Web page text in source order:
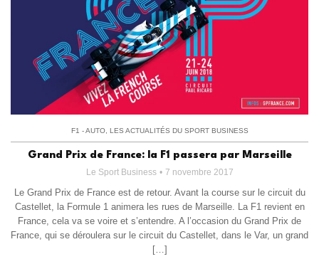
F1 - AUTO, LES ACTUALITÉS DU SPORT BUSINESS
Grand Prix de France: la F1 passera par Marseille
Le Sport Business 7 novembre 2017
Le Grand Prix de France est de retour. Avant la course sur le circuit du
Castellet, la Formule 1 animera les rues de Marseille. La F1 revient en
France, cela va se voire et s’entendre. A l’occasion du Grand Prix de
France, qui se déroulera sur le circuit du Castellet, dans le Var, un grand
[…]